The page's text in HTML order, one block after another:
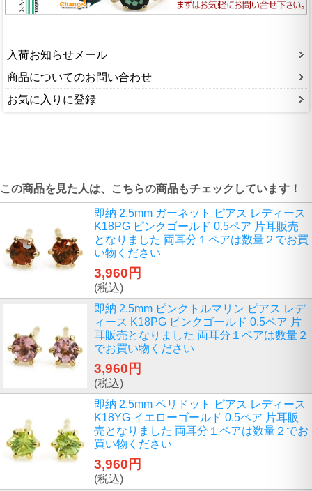
入荷お知らせメール
商品についてのお問い合わせ
お気に入りに登録
この商品を見た人は、こちらの商品もチェックしています！
即納 2.5mm ガーネット ピアス レディース
K18PG ピンクゴールド 0.5ペア 片耳販売
となりました 両耳分１ペアは数量２でお買
い物ください
3,960円
(税込)
即納 2.5mm ピンクトルマリン ピアス レデ
ィース K18PG ピンクゴールド 0.5ペア 片
耳販売となりました 両耳分１ペアは数量２
でお買い物ください
3,960円
(税込)
即納 2.5mm ペリドット ピアス レディース
K18YG イエローゴールド 0.5ペア 片耳販
売となりました 両耳分１ペアは数量２でお
買い物ください
3,960円
(税込)